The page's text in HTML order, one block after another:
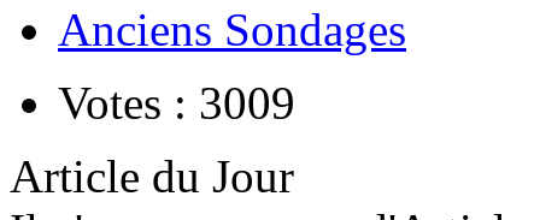
Anciens Sondages
Votes : 3009
Article du Jour